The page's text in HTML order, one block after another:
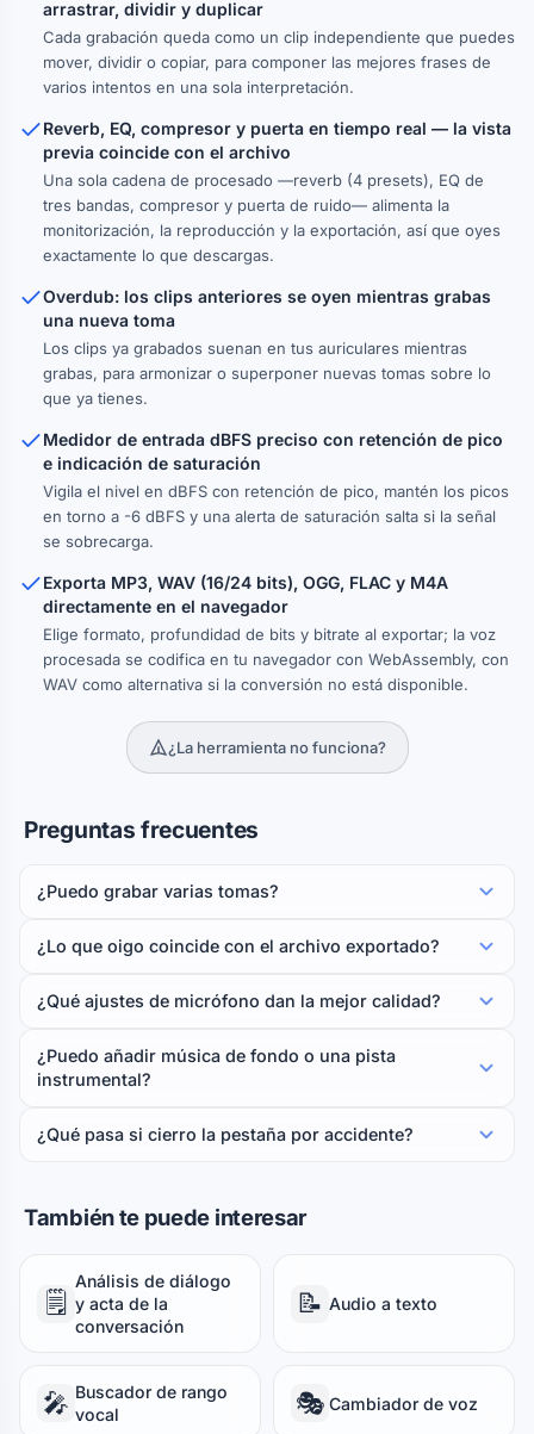
arrastrar, dividir y duplicar
Cada grabación queda como un clip independiente que puedes
mover, dividir o copiar, para componer las mejores frases de
varios intentos en una sola interpretación.
Reverb, EQ, compresor y puerta en tiempo real — la vista
previa coincide con el archivo
Una sola cadena de procesado —reverb (4 presets), EQ de
tres bandas, compresor y puerta de ruido— alimenta la
monitorización, la reproducción y la exportación, así que oyes
exactamente lo que descargas.
Overdub: los clips anteriores se oyen mientras grabas
una nueva toma
Los clips ya grabados suenan en tus auriculares mientras
grabas, para armonizar o superponer nuevas tomas sobre lo
que ya tienes.
Medidor de entrada dBFS preciso con retención de pico
e indicación de saturación
Vigila el nivel en dBFS con retención de pico, mantén los picos
en torno a -6 dBFS y una alerta de saturación salta si la señal
se sobrecarga.
Exporta MP3, WAV (16/24 bits), OGG, FLAC y M4A
directamente en el navegador
Elige formato, profundidad de bits y bitrate al exportar; la voz
procesada se codifica en tu navegador con WebAssembly, con
WAV como alternativa si la conversión no está disponible.
¿La herramienta no funciona?
Preguntas frecuentes
¿Puedo grabar varias tomas?
¿Lo que oigo coincide con el archivo exportado?
¿Qué ajustes de micrófono dan la mejor calidad?
¿Puedo añadir música de fondo o una pista
instrumental?
¿Qué pasa si cierro la pestaña por accidente?
También te puede interesar
🗒️
Análisis de diálogo
y acta de la
conversación
📝 Audio a texto
🎤 Buscador de rango
vocal
🎭 Cambiador de voz